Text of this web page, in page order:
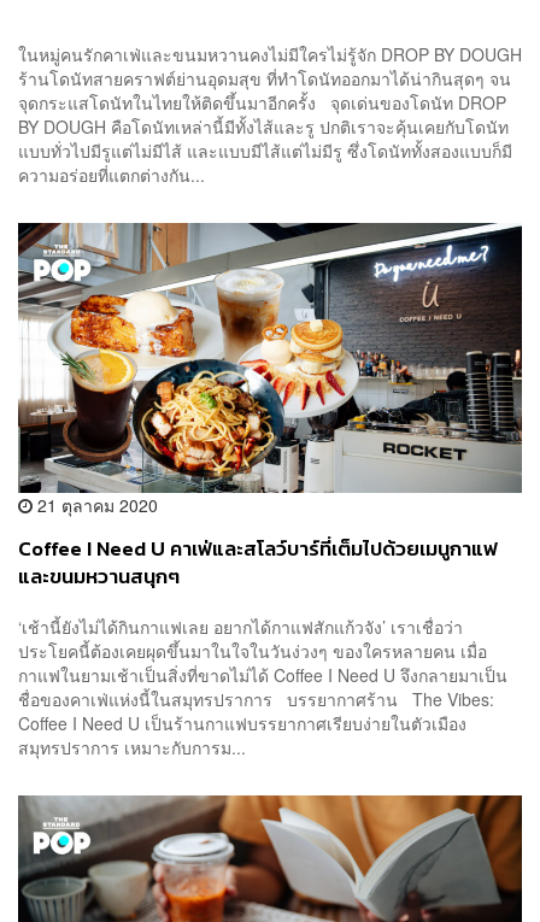
ในหมู่คนรักคาเฟ่และขนมหวานคงไม่มีใครไม่รู้จัก DROP BY DOUGH
ร้านโดนัทสายคราฟต์ย่านอุดมสุข ที่ทำโดนัทออกมาได้น่ากินสุดๆ จน
จุดกระแสโดนัทในไทยให้ติดขึ้นมาอีกครั้ง จุดเด่นของโดนัท DROP
BY DOUGH คือโดนัทเหล่านี้มีทั้งไส้และรู ปกติเราจะคุ้นเคยกับโดนัท
แบบทั่วไปมีรูแต่ไม่มีไส้ และแบบมีไส้แต่ไม่มีรู ซึ่งโดนัททั้งสองแบบก็มี
ความอร่อยที่แตกต่างกัน...
21 ตุลาคม 2020
Coffee I Need U คาเฟ่และสโลว์บาร์ที่เต็มไปด้วยเมนูกาแฟ
และขนมหวานสนุกๆ
‘เช้านี้ยังไม่ได้กินกาแฟเลย อยากได้กาแฟสักแก้วจัง’ เราเชื่อว่า
ประโยคนี้ต้องเคยผุดขึ้นมาในใจในวันง่วงๆ ของใครหลายคน เมื่อ
กาแฟในยามเช้าเป็นสิ่งที่ขาดไม่ได้ Coffee I Need U จึงกลายมาเป็น
ชื่อของคาเฟ่แห่งนี้ในสมุทรปราการ บรรยากาศร้าน The Vibes:
Coffee I Need U เป็นร้านกาแฟบรรยากาศเรียบง่ายในตัวเมือง
สมุทรปราการ เหมาะกับการม...